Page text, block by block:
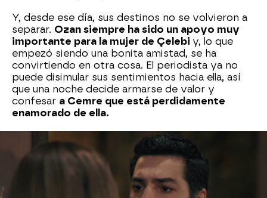
Y, desde ese día, sus destinos no se volvieron a
separar. Ozan siempre ha sido un apoyo muy
importante para la mujer de Çelebi y, lo que
empezó siendo una bonita amistad, se ha
convirtiendo en otra cosa. El periodista ya no
puede disimular sus sentimientos hacia ella, así
que una noche decide armarse de valor y
confesar a Cemre que está perdidamente
enamorado de ella.
Rüya y Ömer (En llamas)